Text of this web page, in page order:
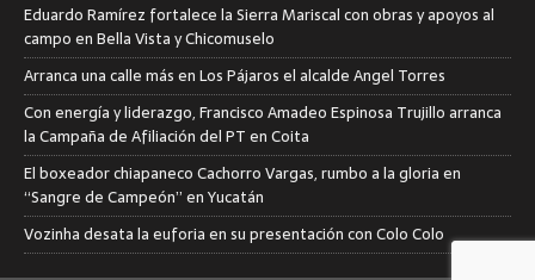
Eduardo Ramírez fortalece la Sierra Mariscal con obras y apoyos al
campo en Bella Vista y Chicomuselo
Arranca una calle más en Los Pájaros el alcalde Angel Torres
Con energía y liderazgo, Francisco Amadeo Espinosa Trujillo arranca
la Campaña de Afiliación del PT en Coita
El boxeador chiapaneco Cachorro Vargas, rumbo a la gloria en
“Sangre de Campeón” en Yucatán
Vozinha desata la euforia en su presentación con Colo Colo